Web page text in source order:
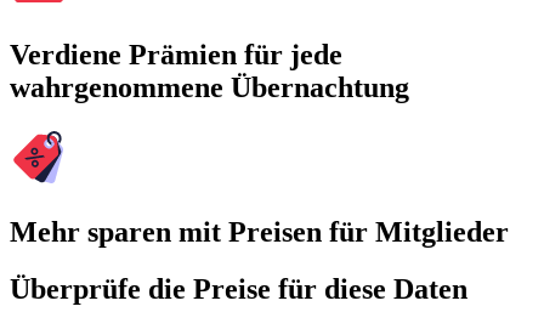
Verdiene Prämien für jede
wahrgenommene Übernachtung
Mehr sparen mit Preisen für Mitglieder
Überprüfe die Preise für diese Daten